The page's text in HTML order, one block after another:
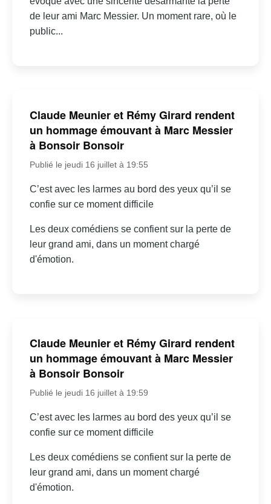
de leur ami Marc Messier. Un moment rare, où le
public...
Claude Meunier et Rémy Girard rendent
un hommage émouvant à Marc Messier
à Bonsoir Bonsoir
Publié le jeudi 16 juillet à 19:55
C’est avec les larmes au bord des yeux qu’il se
confie sur ce moment difficile
Les deux comédiens se confient sur la perte de
leur grand ami, dans un moment chargé
d'émotion.
Claude Meunier et Rémy Girard rendent
un hommage émouvant à Marc Messier
à Bonsoir Bonsoir
Publié le jeudi 16 juillet à 19:59
C’est avec les larmes au bord des yeux qu’il se
confie sur ce moment difficile
Les deux comédiens se confient sur la perte de
leur grand ami, dans un moment chargé
d'émotion.